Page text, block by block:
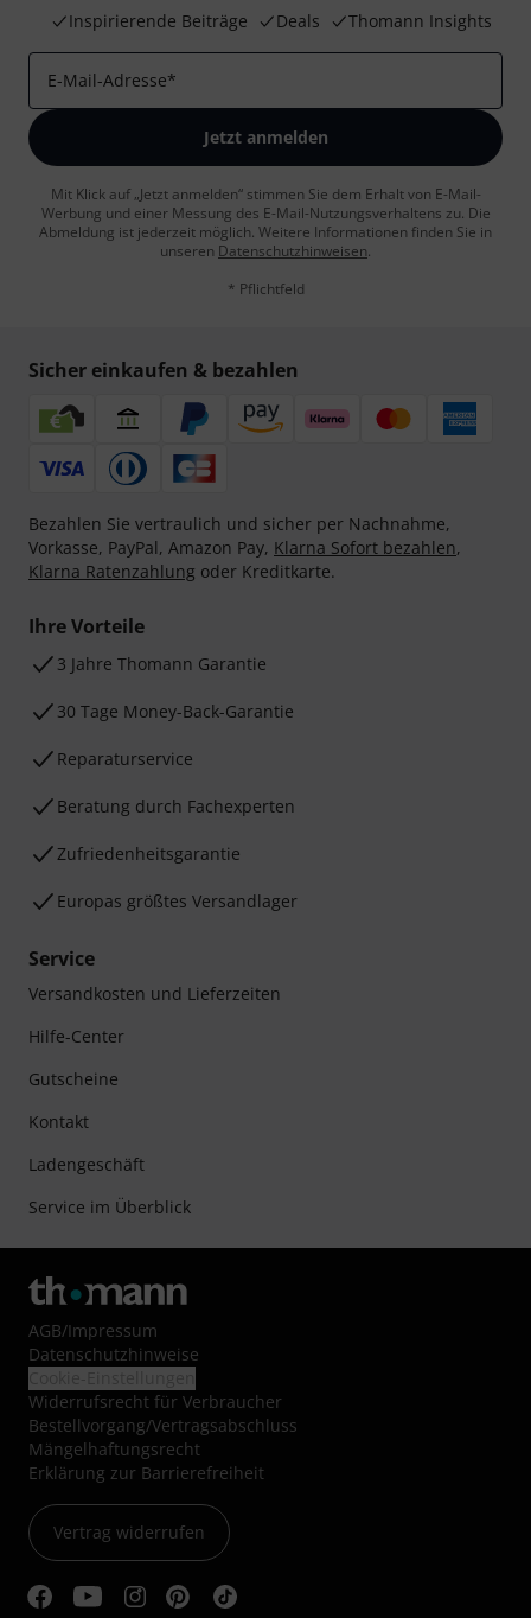
Inspirierende Beiträge
Deals Thomann Insights
E-Mail-Adresse*
Jetzt anmelden
Mit Klick auf „Jetzt anmelden“ stimmen Sie dem Erhalt von E-Mail-
Werbung und einer Messung des E-Mail-Nutzungsverhaltens zu. Die
Abmeldung ist jederzeit möglich. Weitere Informationen finden Sie in
unseren Datenschutzhinweisen.
* Pflichtfeld
Sicher einkaufen & bezahlen
Bezahlen Sie vertraulich und sicher per Nachnahme,
Vorkasse, PayPal, Amazon Pay, Klarna Sofort bezahlen,
Klarna Ratenzahlung oder Kreditkarte.
Ihre Vorteile
3 Jahre Thomann Garantie
30 Tage Money-Back-Garantie
Reparaturservice
Beratung durch Fachexperten
Zufriedenheitsgarantie
Europas größtes Versandlager
Service
Versandkosten und Lieferzeiten
Hilfe-Center
Gutscheine
Kontakt
Ladengeschäft
Service im Überblick
AGB/Impressum
Datenschutzhinweise
Widerrufsrecht für Verbraucher
Bestellvorgang/Vertragsabschluss
Mängelhaftungsrecht
Erklärung zur Barrierefreiheit
Vertrag widerrufen